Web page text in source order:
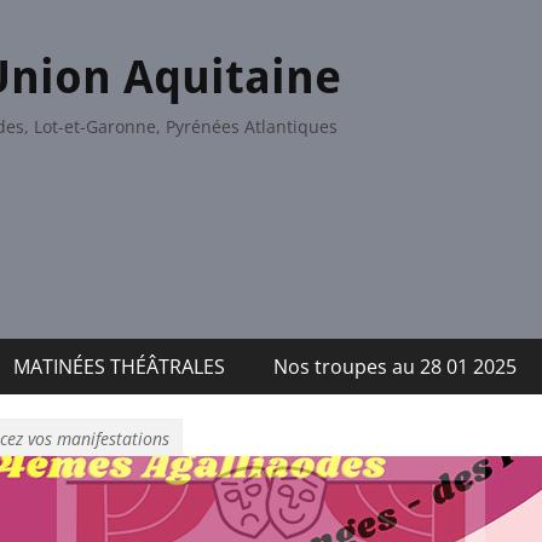
Aquitaine
Lot-et-Garonne, Pyrénées Atlantiques
MATINÉES THÉÂTRALES Nos troupes au 28 01 2025
vos manifestations